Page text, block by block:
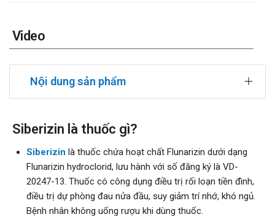
Video
Nội dung sản phẩm
Siberizin là thuốc gì?
Siberizin là thuốc chứa hoạt chất Flunarizin dưới dạng
Flunarizin hydroclorid, lưu hành với số đăng ký là VD-
20247-13. Thuốc có công dụng điều trị rối loạn tiền đình,
điều trị dự phòng đau nửa đầu, suy giảm trí nhớ, khó ngủ.
Bệnh nhân không uống rượu khi dùng thuốc.